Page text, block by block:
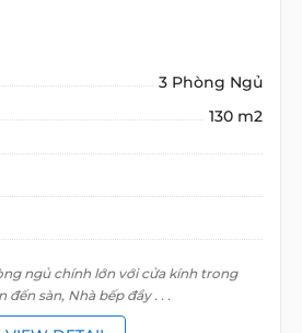
3 Phòng Ngủ
130 m2
ngủ chính lớn với cửa kính trong
đến sàn, Nhà bếp đầy . . .